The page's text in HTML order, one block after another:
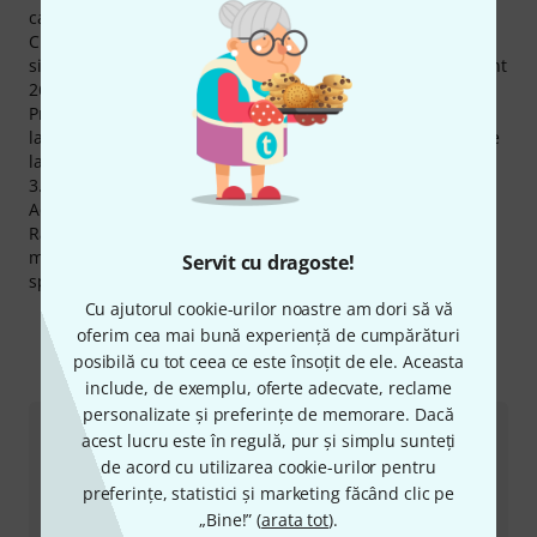
Servit cu dragoste!
Cu ajutorul cookie-urilor noastre am dori să vă
oferim cea mai bună experiență de cumpărături
posibilă cu tot ceea ce este însoțit de ele. Aceasta
include, de exemplu, oferte adecvate, reclame
personalizate și preferințe de memorare. Dacă
acest lucru este în regulă, pur și simplu sunteți
de acord cu utilizarea cookie-urilor pentru
preferințe, statistici și marketing făcând clic pe
„Bine!” (arata tot).
care am vândut peste 5.000 de bucăţi până acum.
Cu o excelentă rată a disponibilităţii de 98% the t.mix se
situează în top 10 printre mărcile noastre. În acest moment
26 din produsele the t.mix sunt imediat disponibile.
Produsele the t.mix fac parte dintre cele mai vizionate de
la Thomann Online-Store. În ultima lună fiecare produs de
la acest producător a fost vizualizat cu o medie de peste
3.000 de ori.
Acordăm deasemenea pentru produsele the t.mix,
Rambursarea Banilor în 30 de Zile, 3 ani garanţie cât şi
multe alte servicii cum ar fi asistenţa pe site asigurată de
specialişti calificaţi,etc.
Ne puteți contacta astfel
Serviciul Clienți România